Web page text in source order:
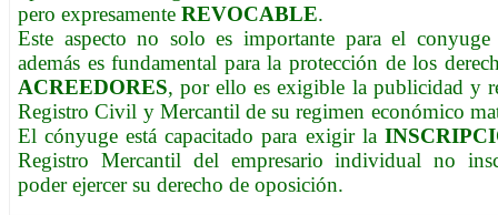
pero expresamenteREVOCABLE.
Este aspecto no solo es importante para el
además es fundamental para la protección de los
ACREEDORES, por ello es exigible la publicidad y
Registro Civil y Mercantil de su regimen económico
El cónyuge está capacitado para exigir la
Registro Mercantil del empresario individual no
poder ejercer su derecho de oposición.